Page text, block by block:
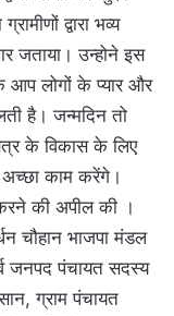
द्वारा भव्य
जताया। उन्होने इस
आप लोगों के प्यार और
है। जन्मदिन तो
के विकास के लिए
अच्छा काम करेंगे।
की अपील की ।
चौहान भाजपा मंडल
जनपद पंचायत सदस्य
ग्राम पंचायत